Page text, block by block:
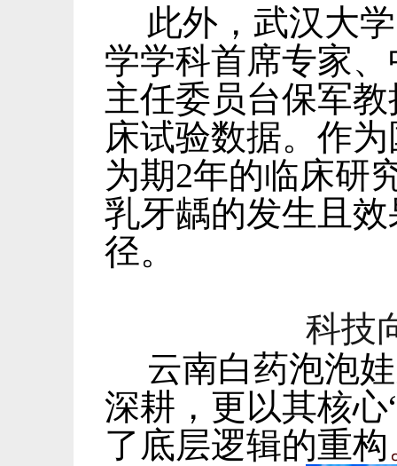
此外，武汉大
学学科首席专家
主任委员台保军
床试验数据。作
为期2年的临床研
乳牙龋的发生且
径。
科技
云南白药泡泡
深耕，更以其核心
了底层逻辑的重构